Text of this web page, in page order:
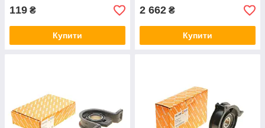
119 ₴
Купити
2 662 ₴
Купити